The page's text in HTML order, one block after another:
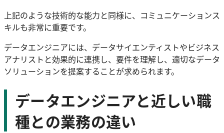
上記のような技術的な能力と同様に、コミュニケーションス
キルも非常に重要です。
データエンジニアには、データサイエンティストやビジネス
アナリストと効果的に連携し、要件を理解し、適切なデータ
ソリューションを提案することが求められます。
データエンジニアと近しい職
種との業務の違い